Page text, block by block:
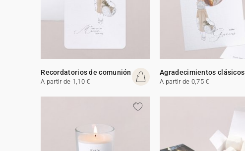
Recordatorios de comunión
A partir de 1,10 €
Agradecimientos clásicos
A partir de 0,75 €